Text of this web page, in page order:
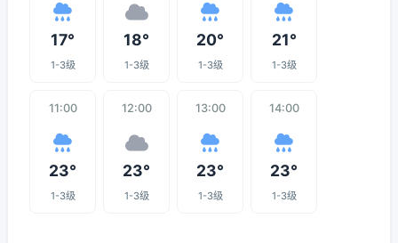
17°
1-3级
18°
1-3级
20°
1-3级
21°
1-3级
11:00
23°
1-3级
12:00
23°
1-3级
13:00
23°
1-3级
14:00
23°
1-3级